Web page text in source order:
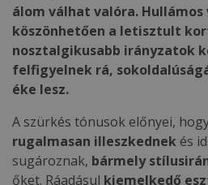
álom válhat valóra.
köszönhetően a letisztult
nosztalgikusabb irányzatok
felfigyelnek rá,
éke lesz.
A szürkés tónusok előnyei,
rugalmasan illeszkednek és
sugároznak, bármely
őket. Ráadásul kiemelkedő